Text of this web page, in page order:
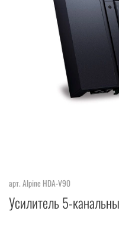
арт. Alpine HDA-V90
Усилитель 5-